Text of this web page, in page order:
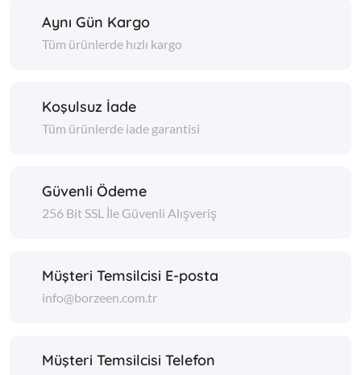
Aynı Gün Kargo
Tüm ürünlerde hızlı kargo
Koşulsuz İade
Tüm ürünlerde iade garantisi
Güvenli Ödeme
256 Bit SSL İle Güvenli Alışveriş
Müşteri Temsilcisi E-posta
info@borzeen.com.tr
Müşteri Temsilcisi Telefon